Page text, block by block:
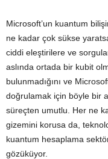
Microsoft’un kuantum
ne kadar çok sükse
ciddi eleştirilere ve
aslında ortada bir kubit
bulunmadığını ve
doğrulamak için böyle bir
süreçten umutlu. Her ne
gizemini korusa da,
kuantum hesaplama
gözüküyor.